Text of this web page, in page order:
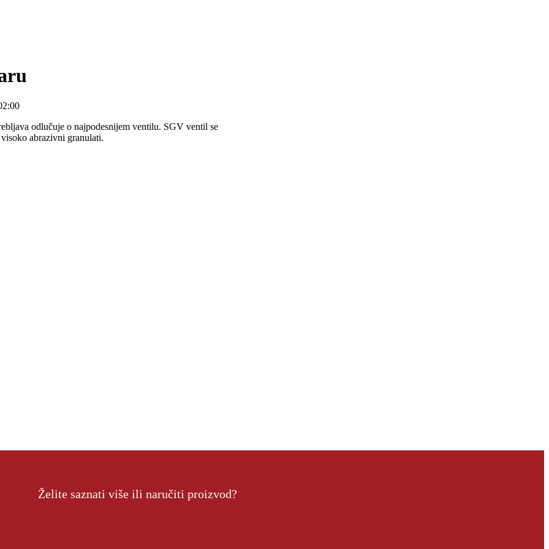
odlučuje o najpodesnijem ventilu. SGV ventil se
abrazivni granulati.
Želite saznati više ili naručiti proizvod?